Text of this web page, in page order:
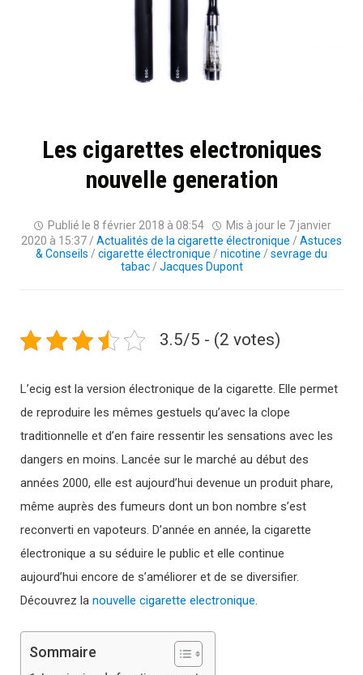
Les cigarettes electroniques
nouvelle generation
Publié le 8 février 2018 à 08:54 Mis à jour le 7 janvier
2020 à 15:37 / Actualités de la cigarette électronique / Astuces
& Conseils / cigarette électronique / nicotine / sevrage du
tabac/ Jacques Dupont
3.5/5 - (2 votes)
L’ecig est la version électronique de la cigarette. Elle permet
de reproduire les mêmes gestuels qu’avec la clope
traditionnelle et d’en faire ressentir les sensations avec les
dangers en moins. Lancée sur le marché au début des
années 2000, elle est aujourd’hui devenue un produit phare,
même auprès des fumeurs dont un bon nombre s’est
reconverti en vapoteurs. D’année en année, la cigarette
électronique a su séduire le public et elle continue
aujourd’hui encore de s’améliorer et de se diversifier.
Découvrez la nouvelle cigarette electronique.
Sommaire